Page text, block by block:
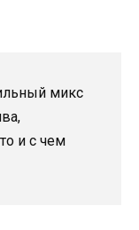
микс
и с чем